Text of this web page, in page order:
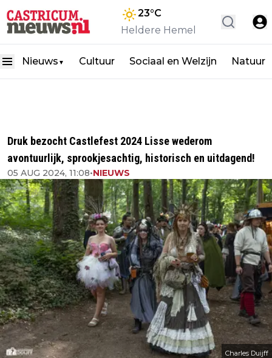
23°C
Heldere Hemel
Nieuws ▼ Cultuur Sociaal en Welzijn Natuur
Druk bezocht Castlefest 2024 Lisse wederom
avontuurlijk, sprookjesachtig, historisch en uitdagend!
05 AUG 2024, 11:08•NIEUWS
Charles Duijff